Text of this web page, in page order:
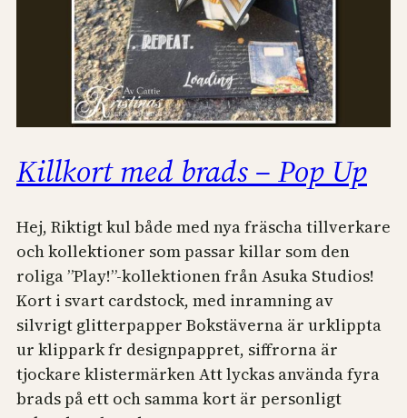
Killkort med brads – Pop Up
Hej, Riktigt kul både med nya fräscha tillverkare
och kollektioner som passar killar som den
roliga ”Play!”-kollektionen från Asuka Studios!
Kort i svart cardstock, med inramning av
silvrigt glitterpapper Bokstäverna är urklippta
ur klippark fr designpappret, siffrorna är
tjockare klistermärken Att lyckas använda fyra
brads på ett och samma kort är personligt